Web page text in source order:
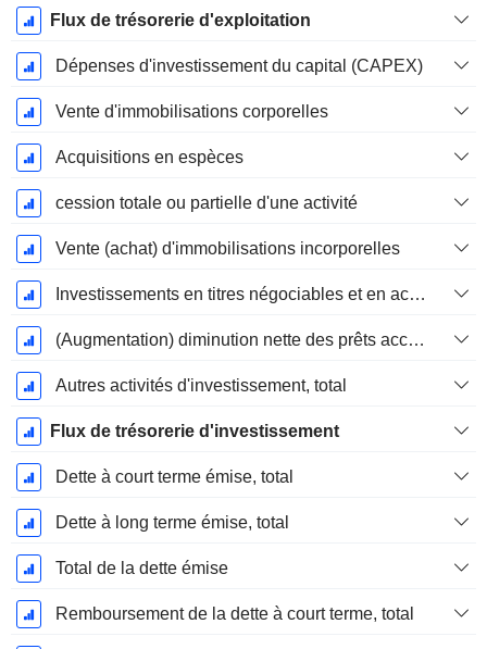
Flux de trésorerie d'exploitation
Dépenses d'investissement du capital (CAPEX)
Vente d'immobilisations corporelles
Acquisitions en espèces
cession totale ou partielle d'une activité
Vente (achat) d'immobilisations incorporelles
Investissements en titres négociables et en actions, total
(Augmentation) diminution nette des prêts accordés / vendus - Investissements
Autres activités d'investissement, total
Flux de trésorerie d'investissement
Dette à court terme émise, total
Dette à long terme émise, total
Total de la dette émise
Remboursement de la dette à court terme, total